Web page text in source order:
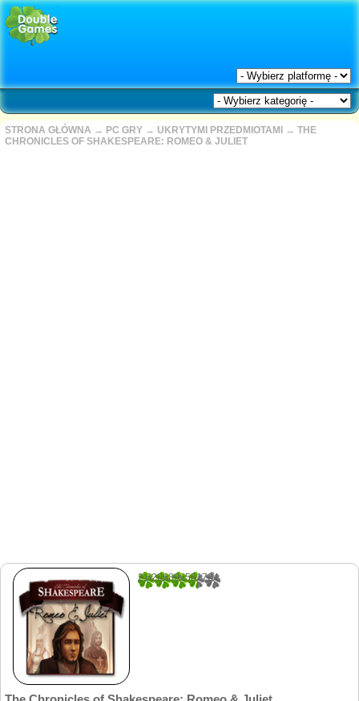
STRONA GŁÓWNA → PC GRY → UKRYTYMI PRZEDMIOTAMI → THE
CHRONICLES OF SHAKESPEARE: ROMEO & JULIET
2.6206896551724